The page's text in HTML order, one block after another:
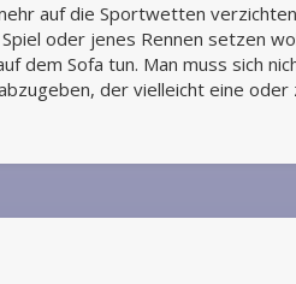
auf die Sportwetten
oder jenes Rennen setzen
dem Sofa tun. Man muss sich
der vielleicht eine oder